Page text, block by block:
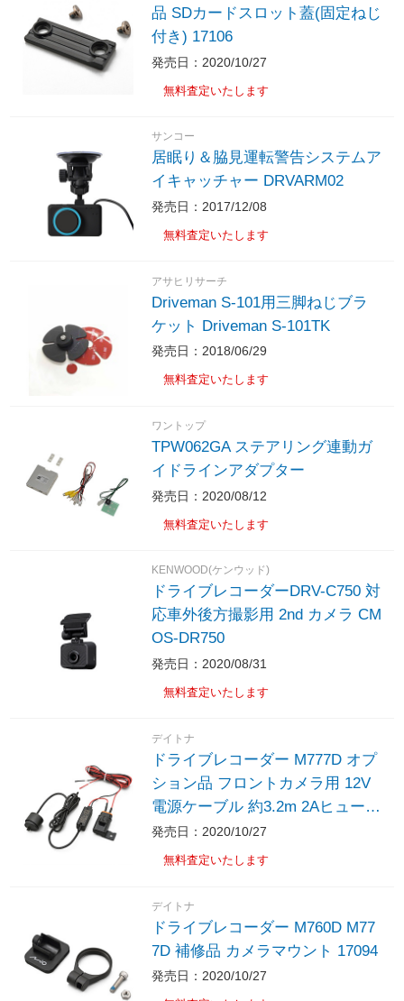
品 SDカードスロット蓋(固定ねじ
付き) 17106
発売日：2020/10/27
無料査定いたします
サンコー
居眠り＆脇見運転警告システムア
イキャッチャー DRVARM02
発売日：2017/12/08
無料査定いたします
アサヒリサーチ
Driveman S-101用三脚ねじブラ
ケット Driveman S-101TK
発売日：2018/06/29
無料査定いたします
ワントップ
TPW062GA ステアリング連動ガ
イドラインアダプター
発売日：2020/08/12
無料査定いたします
KENWOOD(ケンウッド)
ドライブレコーダーDRV-C750 対
応車外後方撮影用 2nd カメラ CM
OS-DR750
発売日：2020/08/31
無料査定いたします
デイトナ
ドライブレコーダー M777D オプ
ション品 フロントカメラ用 12V
電源ケーブル 約3.2m 2Aヒューズ
ボックス付き 17109
発売日：2020/10/27
無料査定いたします
デイトナ
ドライブレコーダー M760D M77
7D 補修品 カメラマウント 17094
発売日：2020/10/27